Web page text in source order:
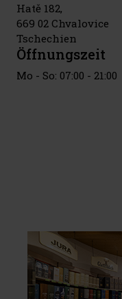
Hatě 182,
669 02 Chvalovice
Tschechien
Öffnungszeit
Mo - So: 07:00 - 21:00